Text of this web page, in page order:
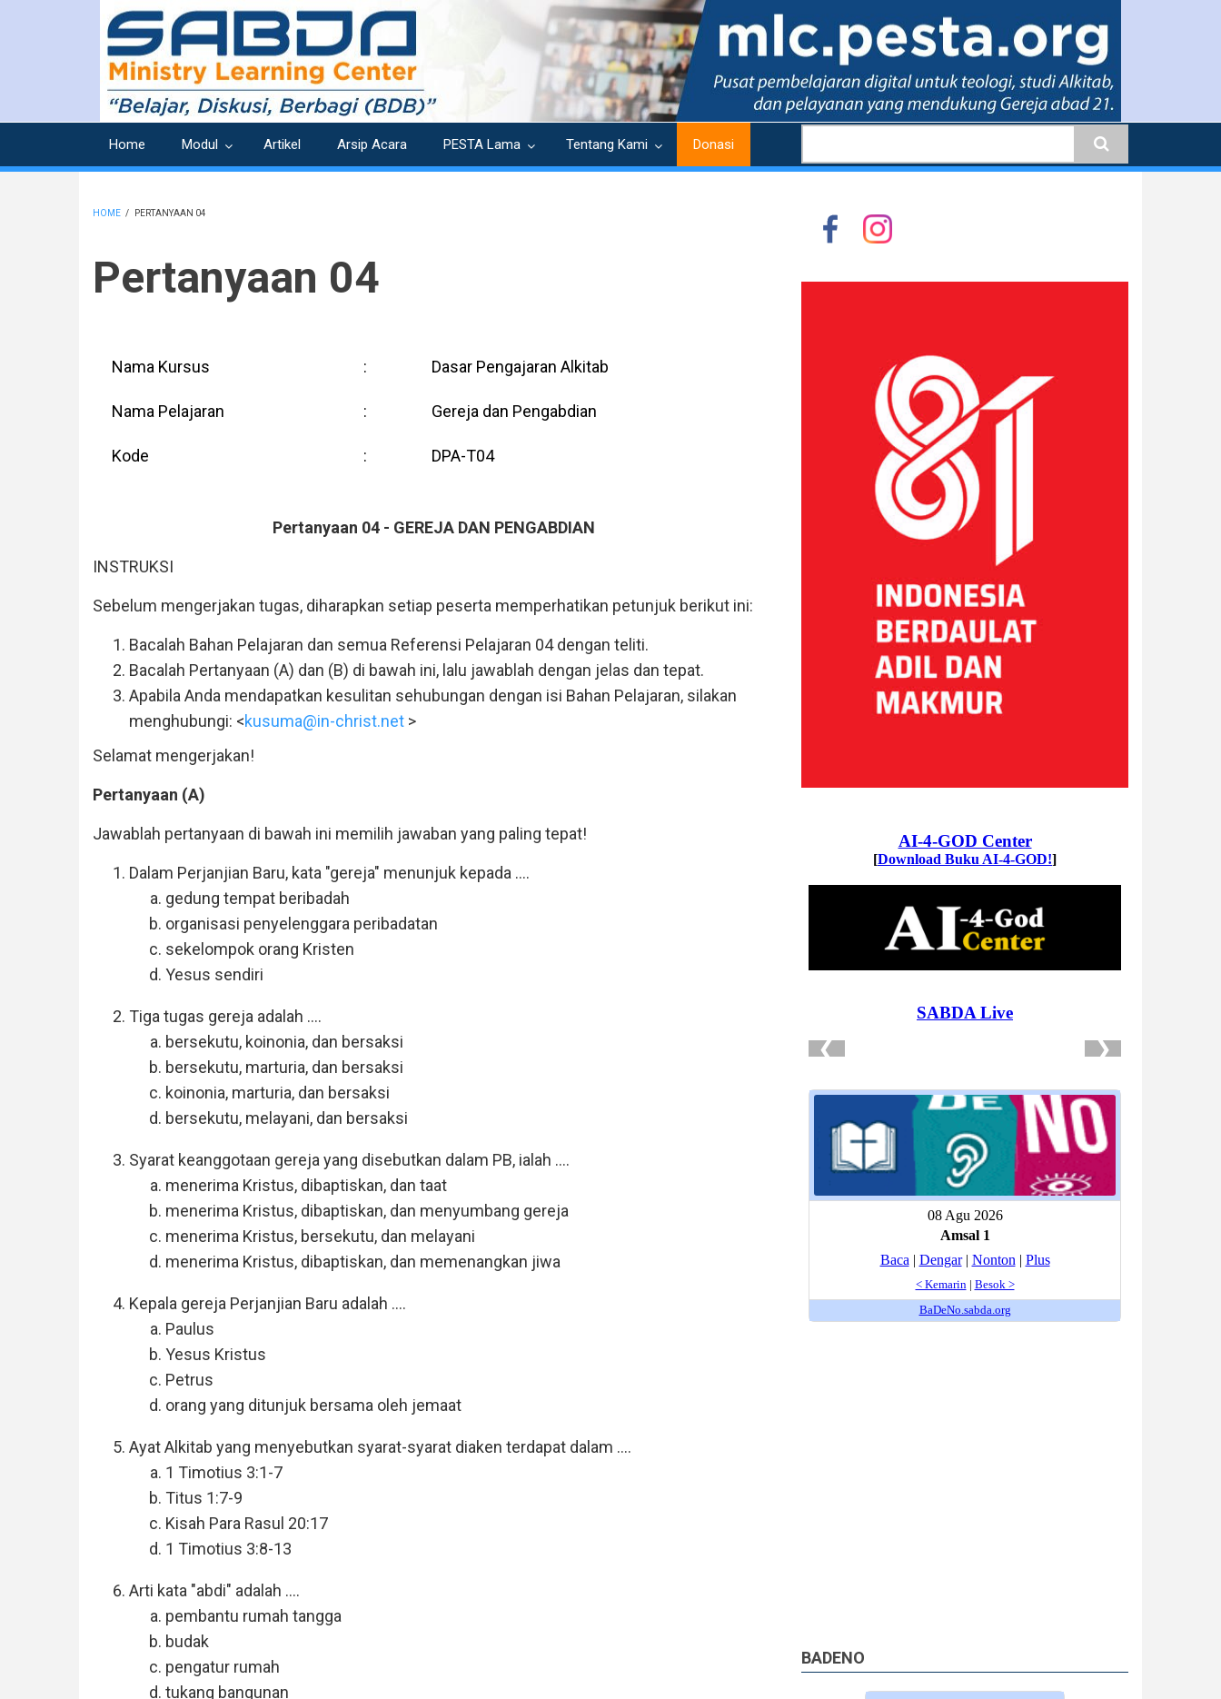
Home Modul Artikel Arsip Acara PESTA Lama Tentang Kami Donasi
HOME / PERTANYAAN 04
Pertanyaan 04
Nama Kursus : Dasar Pengajaran Alkitab
Nama Pelajaran : Gereja dan Pengabdian
Kode : DPA-T04
Pertanyaan 04 - GEREJA DAN PENGABDIAN
INSTRUKSI
Sebelum mengerjakan tugas, diharapkan setiap peserta memperhatikan petunjuk berikut ini:
Bacalah Bahan Pelajaran dan semua Referensi Pelajaran 04 dengan teliti.
Bacalah Pertanyaan (A) dan (B) di bawah ini, lalu jawablah dengan jelas dan tepat.
Apabila Anda mendapatkan kesulitan sehubungan dengan isi Bahan Pelajaran, silakan
menghubungi: <kusuma@in-christ.net >
Selamat mengerjakan!
Pertanyaan (A)
Jawablah pertanyaan di bawah ini memilih jawaban yang paling tepat!
Dalam Perjanjian Baru, kata "gereja" menunjuk kepada ....
gedung tempat beribadah
organisasi penyelenggara peribadatan
sekelompok orang Kristen
Yesus sendiri
Tiga tugas gereja adalah ....
bersekutu, koinonia, dan bersaksi
bersekutu, marturia, dan bersaksi
koinonia, marturia, dan bersaksi
bersekutu, melayani, dan bersaksi
Syarat keanggotaan gereja yang disebutkan dalam PB, ialah ....
menerima Kristus, dibaptiskan, dan taat
menerima Kristus, dibaptiskan, dan menyumbang gereja
menerima Kristus, bersekutu, dan melayani
menerima Kristus, dibaptiskan, dan memenangkan jiwa
Kepala gereja Perjanjian Baru adalah ....
Paulus
Yesus Kristus
Petrus
orang yang ditunjuk bersama oleh jemaat
Ayat Alkitab yang menyebutkan syarat-syarat diaken terdapat dalam ....
1 Timotius 3:1-7
Titus 1:7-9
Kisah Para Rasul 20:17
1 Timotius 3:8-13
Arti kata "abdi" adalah ....
pembantu rumah tangga
budak
pengatur rumah
tukang bangunan
BADENO